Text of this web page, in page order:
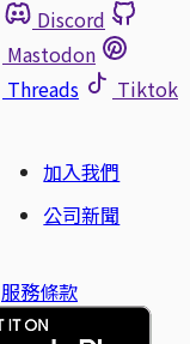
Discord
Mastodon
Threads
Tiktok
加入我們
公司新聞
服務條款